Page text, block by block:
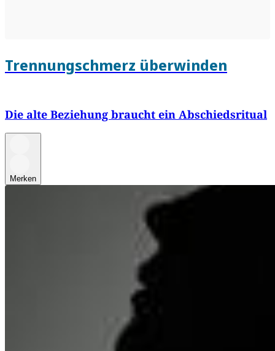
Trennungschmerz überwinden
Die alte Beziehung braucht ein Abschiedsritual
Merken